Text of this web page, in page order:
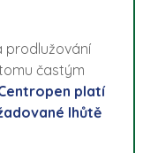
prodlužování
častým
platí
lhůtě